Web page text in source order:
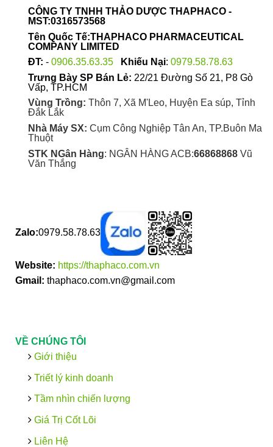
CÔNG TY TNHH THẢO DƯỢC THAPHACO -
MST:0316573568
Tên Quốc Tế:THAPHACO PHARMACEUTICAL
COMPANY LIMITED
ĐT: - 0906.35.63.35 Khiếu Nại: 0979.58.78.63
Trưng Bày SP Bán Lẻ: 22/21 Đường Số 21, P8 Gò
Vấp, TP.HCM
Vùng Trồng: Thôn 7, Xã M'Leo, Huyện Ea súp, Tỉnh
Đắk Lắk
Nhà Máy SX: Cụm Công Nghiệp Tân An, TP.Buôn Ma
Thuột
STK NGân Hàng: NGÂN HÀNG ACB:66868868Vũ
Văn Thắng
Zalo:0979.58.78.63
Website: https://thaphaco.com.vn
Gmail: thaphaco.com.vn@gmail.com
VỀ CHÚNG TÔI
Giới thiệu
Triết lý kinh doanh
Tầm nhìn chiến lượng
Giá Trị Cốt Lõi
Liên Hệ